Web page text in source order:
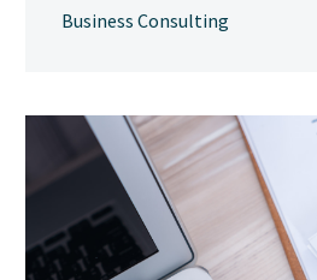
Business Consulting